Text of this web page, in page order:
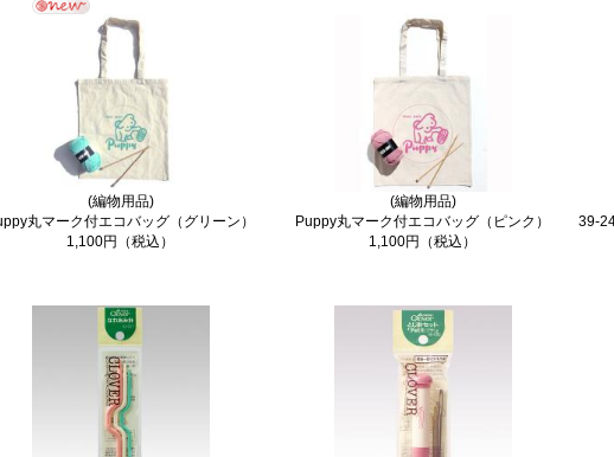
(編物用品)
丸マーク付エコバッグ（グリーン）
1,100円（税込）
(編物用品)
Puppy丸マーク付エコバッグ（ピンク）
1,100円（税込）
39-